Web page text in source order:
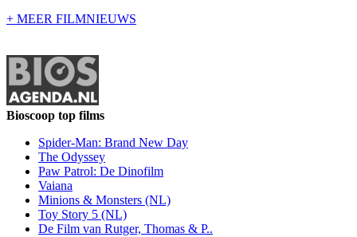
+ MEER FILMNIEUWS
Bioscoop top films
Spider-Man: Brand New Day
The Odyssey
Paw Patrol: De Dinofilm
Vaiana
Minions & Monsters (NL)
Toy Story 5 (NL)
De Film van Rutger, Thomas & P..